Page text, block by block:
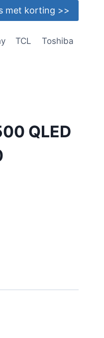
met korting >>
TCL Toshiba
QLED